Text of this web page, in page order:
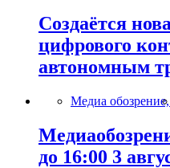
Создаётся
цифрового
автономным
Медиа обозрение,
до 16:00 3